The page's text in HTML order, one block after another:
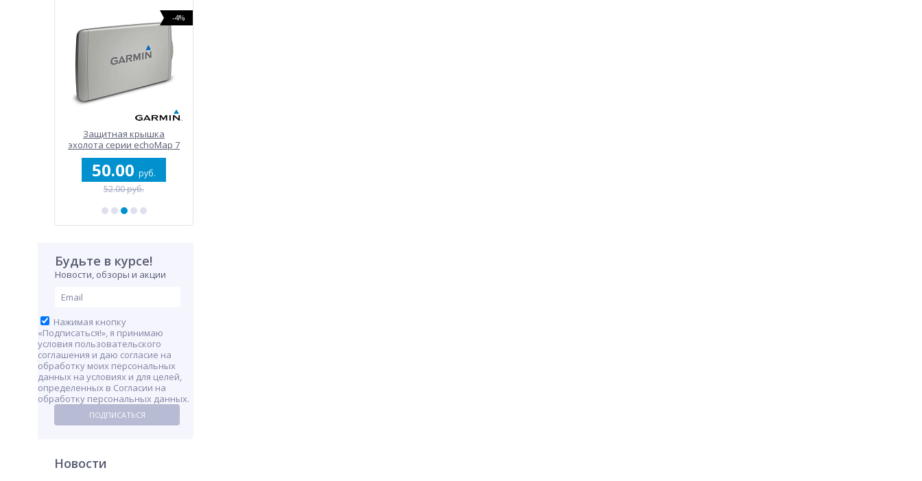
-4%
Защитная крышка
эхолота серии echoMap 7
50.00 руб.
52.00 руб.
Будьте в курсе!
Новости, обзоры и акции
Нажимая кнопку
«Подписаться!», я принимаю
условия пользовательского
соглашения и даю согласие на
обработку моих персональных
данных на условиях и для целей,
определенных в Согласии на
обработку персональных данных.
ПОДПИСАТЬСЯ
Новости